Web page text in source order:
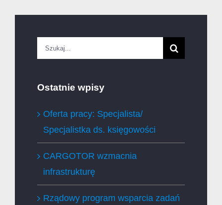
Szukaj
Ostatnie wpisy
Oferta pracy: Specjalista/
Specjalistka ds. księgowości
CARGOTOR wzmacnia
infrastrukturę
Rządowy program wsparcia zadań